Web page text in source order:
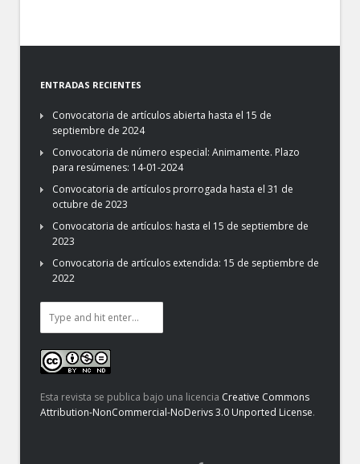
ENTRADAS RECIENTES
Convocatoria de artículos abierta hasta el 15 de
septiembre de 2024
Convocatoria de número especial: Animamente. Plazo
para resúmenes: 14-01-2024
Convocatoria de artículos prorrogada hasta el 31 de
octubre de 2023
Convocatoria de artículos: hasta el 15 de septiembre de
2023
Convocatoria de artículos extendida: 15 de septiembre de
2022
Esta revista se publica bajo una licencia Creative Commons
Attribution-NonCommercial-NoDerivs 3.0 Unported License.